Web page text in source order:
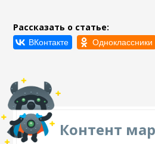
Рассказать о статье:
Контент